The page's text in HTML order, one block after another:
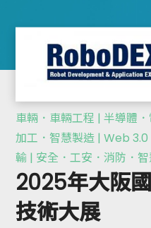
車輛．車輛工程 | 半導體
加工．智慧製造 | Web
輸 | 安全．工安．消防．
2025年大阪
技術大展